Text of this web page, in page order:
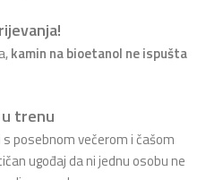
kamin na bioetanol ne ispušta
trenu
posebnom večerom i čašom
ugođaj da ni jednu osobu ne